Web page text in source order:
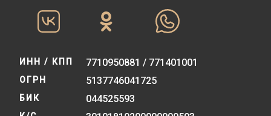
ИНН / КПП 7710950881 / 771401001
ОГРН 5137746041725
БИК 044525593